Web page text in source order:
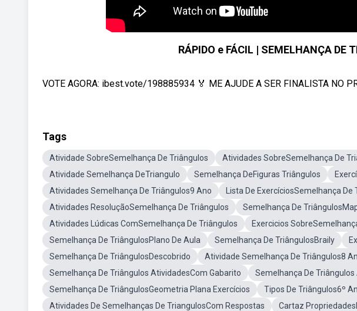
RÁPIDO e FÁCIL | SEMELHANÇA DE
VOTE AGORA: ibest.vote/198885934 🏅 ME AJUDE A SER FINALISTA NO
Tags
Atividade SobreSemelhança De Triângulos Atividades SobreSemelhança De
Atividade Semelhança DeTriangulo
Semelhança DeFiguras Triângulos
Atividades Semelhança De Triângulos9 Ano
Lista De ExercíciosSemelhança De
Atividades ResoluçãoSemelhança De Triângulos
Semelhança De
Atividades Lúdicas ComSemelhança De Triângulos
Exercicios
Semelhança De TriângulosPlano De Aula
Semelhança De TriângulosBraily
Semelhança De TriângulosDescobrido
Atividade Semelhança De Triângulos8
Semelhança De Triângulos AtividadesCom Gabarito
Semelhança De
Semelhança De TriângulosGeometria Plana Exercícios
Tipos De Triângulos6º
Atividades De Semelhanças De TriangulosCom Respostas
Cartaz